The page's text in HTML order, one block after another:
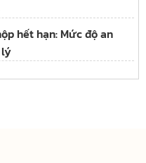
hết hạn: Mức độ an